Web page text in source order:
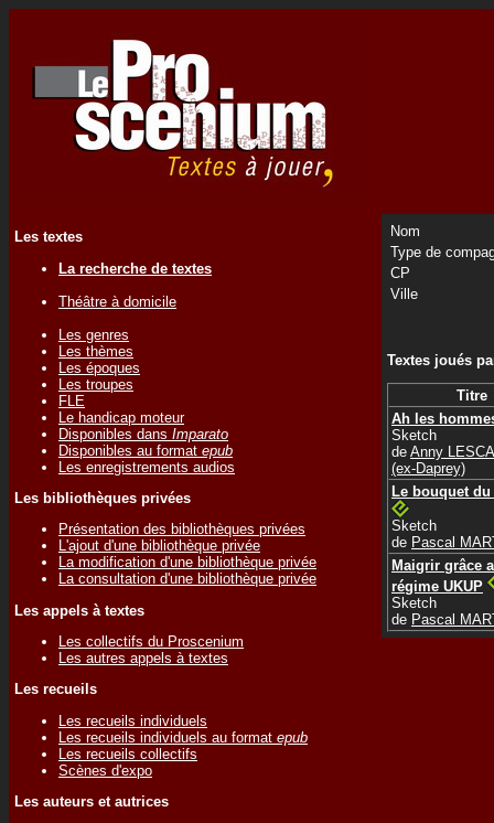
Les textes
La recherche de textes
Théâtre à domicile
Les genres
Les thèmes
Les époques
Les troupes
FLE
Le handicap moteur
Disponibles dans Imparato
Disponibles au format epub
Les enregistrements audios
Les bibliothèques privées
Présentation des bibliothèques privées
L'ajout d'une bibliothèque privée
La modification d'une bibliothèque privée
La consultation d'une bibliothèque privée
Les appels à textes
Les collectifs du Proscenium
Les autres appels à textes
Les recueils
Les recueils individuels
Les recueils individuels au format epub
Les recueils collectifs
Scènes d'expo
Les auteurs et autrices
Nom
Type de
CP
Ville
Textes joués
Titre
Ah les
Sketch
de Anny
(ex-Daprey)
Le bouquet
Sketch
de Pascal
Maigrir grâce
régime UKUP
Sketch
de Pascal